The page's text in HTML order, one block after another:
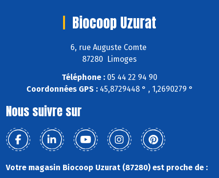
Biocoop Uzurat
6, rue Auguste Comte
87280 Limoges
Téléphone : 05 44 22 94 90
Coordonnées GPS :45,8729448 ° , 1,2690279 °
Nous suivre sur
Votre magasin Biocoop Uzurat (87280) est proche de :